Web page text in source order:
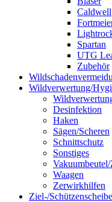
Caldwell
Spartan
UTG
Zubehör
Wildverwertung/
Desinfektion
Haken
Sägen/Scheren
Schnittschutz
Sonstiges
Waagen
Zerwirkhilfen
Ziel-/